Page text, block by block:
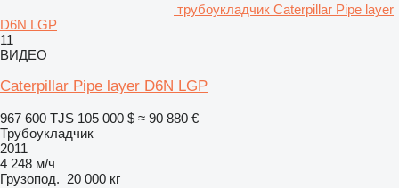
трубоукладчик Caterpillar Pipe layer
D6N LGP
11
ВИДЕО
Caterpillar Pipe layer D6N LGP
967 600 TJS 105 000 $ ≈ 90 880 €
Трубоукладчик
2011
4 248 м/ч
Грузопод. 20 000 кг